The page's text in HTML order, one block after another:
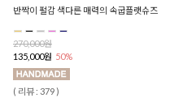
반짝이 펄감 색다른 매력의 속굽플랫슈즈
270,000원
135,000원 50%
( 리뷰 : 379 )